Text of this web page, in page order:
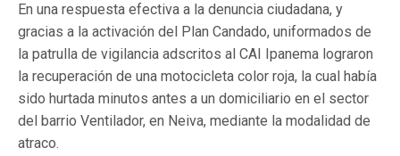
En una respuesta efectiva a la denuncia ciudadana, y
gracias a la activación del Plan Candado, uniformados de
la patrulla de vigilancia adscritos al CAI Ipanema lograron
la recuperación de una motocicleta color roja, la cual había
sido hurtada minutos antes a un domiciliario en el sector
del barrio Ventilador, en Neiva, mediante la modalidad de
atraco.